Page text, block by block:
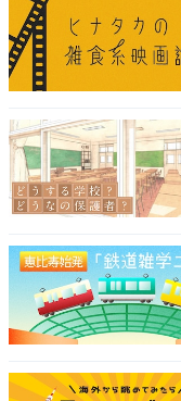
フルーツ牛乳のベー
ンゴのフルーツミ
ブレンドされてい
ポンチ果肉ソース